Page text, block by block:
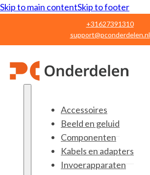
Skip to main contentSkip to footer
+31627391310
support@pconderdelen.nl
Accessoires
Beeld en geluid
Componenten
Kabels en adapters
Invoerapparaten